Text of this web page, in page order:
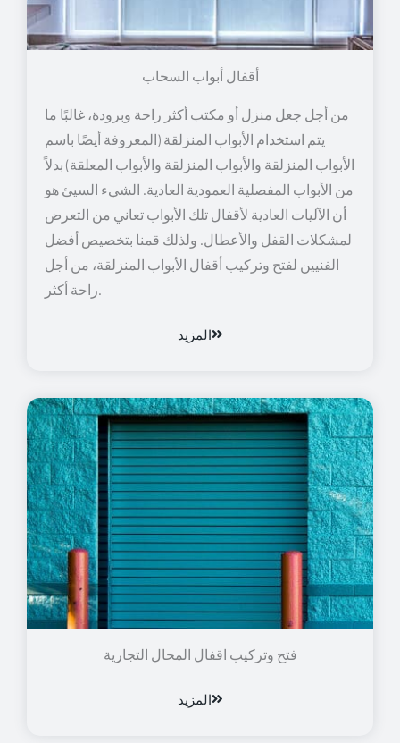
أقفال أبواب السحاب
من أجل جعل منزل أو مكتب أكثر راحة وبرودة، غالبًا ما
يتم استخدام الأبواب المنزلقة (المعروفة أيضًا باسم
الأبواب المنزلقة والأبواب المنزلقة والأبواب المعلقة) بدلاً
من الأبواب المفصلية العمودية العادية. الشيء السيئ هو
أن الآليات العادية لأقفال تلك الأبواب تعاني من التعرض
لمشكلات القفل والأعطال. ولذلك قمنا بتخصيص أفضل
الفنيين لفتح وتركيب أقفال الأبواب المنزلقة، من أجل
راحة أكثر.
المزيد
فتح وتركيب اقفال المحال التجارية
المزيد